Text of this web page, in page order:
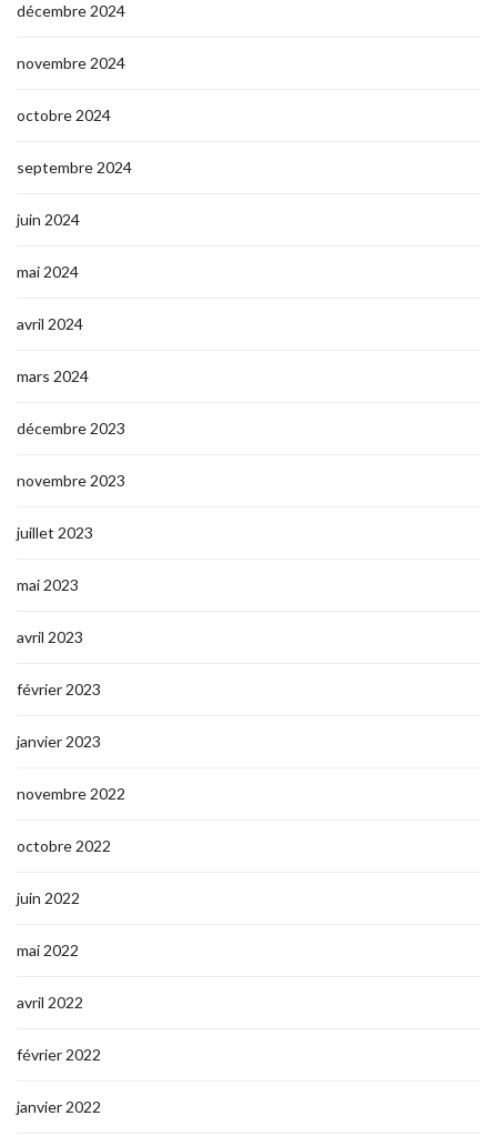
décembre 2024
novembre 2024
octobre 2024
septembre 2024
juin 2024
mai 2024
avril 2024
mars 2024
décembre 2023
novembre 2023
juillet 2023
mai 2023
avril 2023
février 2023
janvier 2023
novembre 2022
octobre 2022
juin 2022
mai 2022
avril 2022
février 2022
janvier 2022